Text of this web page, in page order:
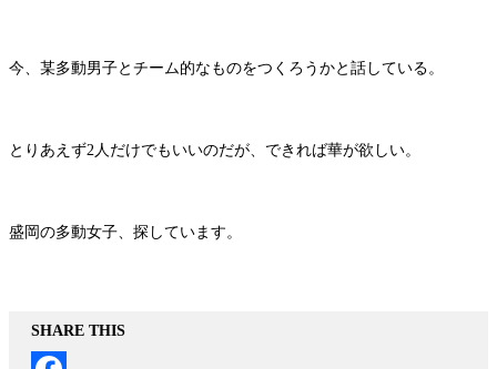
今、某多動男子とチーム的なものをつくろうかと話している。
とりあえず2人だけでもいいのだが、できれば華が欲しい。
盛岡の多動女子、探しています。
SHARE THIS